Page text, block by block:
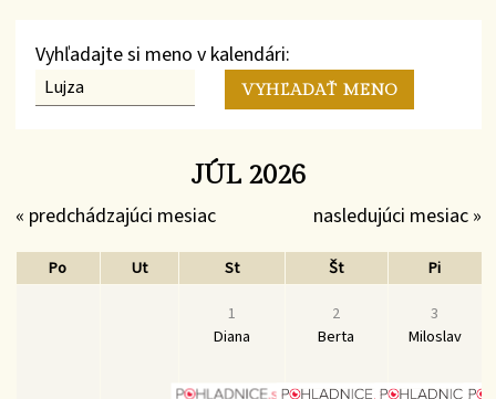
Vyhľadajte si meno v kalendári:
JÚL 2026
« predchádzajúci mesiac nasledujúci mesiac »
Po Ut St Št
Pi
1
Diana
2
Berta
3
Miloslav